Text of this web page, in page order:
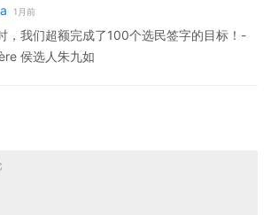
1月前
，我们超额完成了100个选民签字的目标！-
侯选人朱九如